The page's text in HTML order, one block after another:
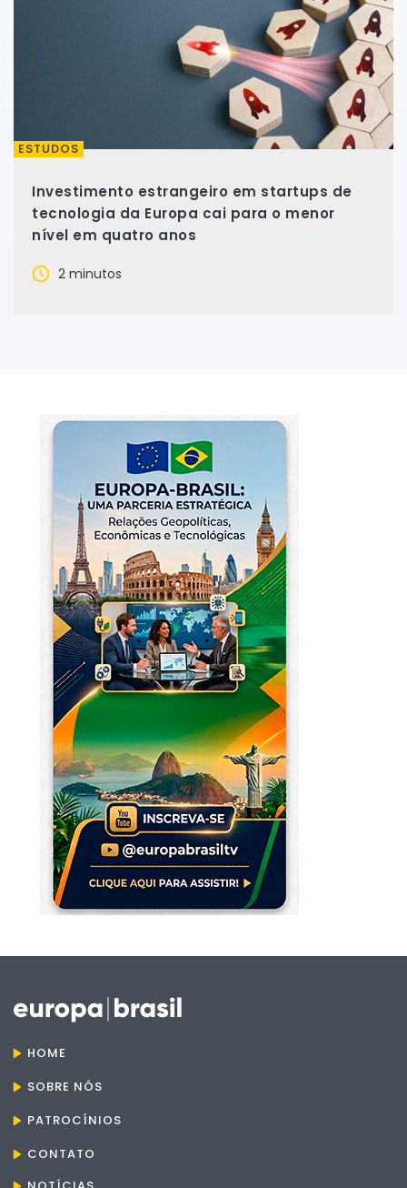
ESTUDOS
Investimento estrangeiro em startups de
tecnologia da Europa cai para o menor
nível em quatro anos
2 minutos
HOME
SOBRE NÓS
PATROCÍNIOS
CONTATO